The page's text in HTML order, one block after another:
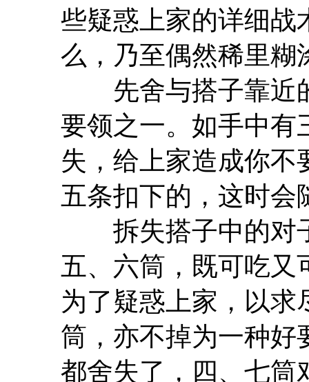
些疑惑上家的详细战
么，乃至偶然稀里糊
先舍与搭子靠近
要领之一。如手中有
失，给上家造成你不
五条扣下的，这时会
拆失搭子中的对
五、六筒，既可吃又
为了疑惑上家，以求
筒，亦不掉为一种好
都舍失了，四、七筒